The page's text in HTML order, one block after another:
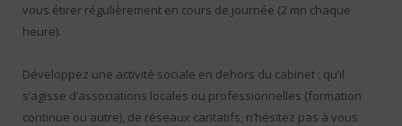
vous étirer régulièrement en cours de journée (2 mn chaque
heure).
Développez une activité sociale en dehors du cabinet : qu’il
s’agisse d’associations locales ou professionnelles (formation
continue ou autre), de réseaux caritatifs, n’hésitez pas à vous